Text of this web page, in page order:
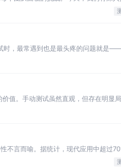
软件测试的基石：
，最常遇到也是最头疼的问题就是
值。手动测试虽然直观，但存在明显
不言而喻。据统计，现代应用中超过
设计，帮助测试